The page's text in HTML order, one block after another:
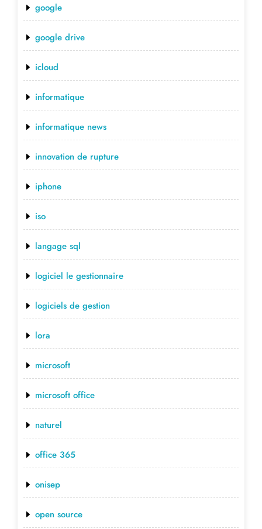
google
google drive
icloud
informatique
informatique news
innovation de rupture
iphone
iso
langage sql
logiciel le gestionnaire
logiciels de gestion
lora
microsoft
microsoft office
naturel
office 365
onisep
open source